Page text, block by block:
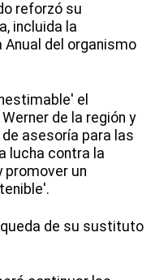
reforzó su
incluida la
del organismo
el
de la región y
asesoría para las
lucha contra la
promover un
de su sustituto